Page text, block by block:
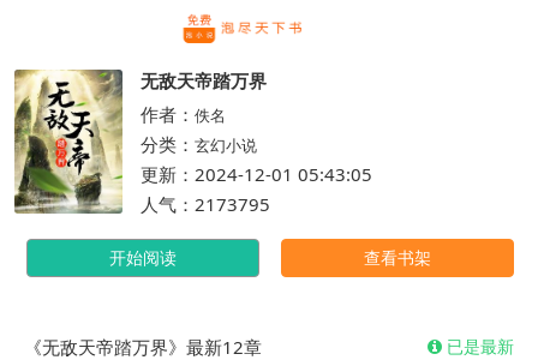
无敌天帝踏万界
作者： 佚名
分类： 玄幻小说
更新：2024-12-01 05:43:05
人气：2173795
开始阅读 查看书架
《无敌天帝踏万界》最新12章 已是最新